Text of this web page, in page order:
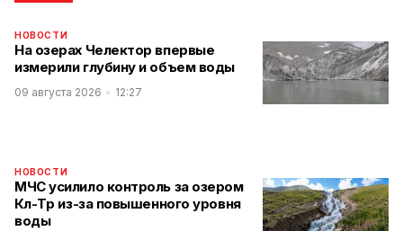
НОВОСТИ
На озерах Челектор впервые
измерили глубину и объем воды
09 августа 2026 12:27
НОВОСТИ
МЧС усилило контроль за озером
Көл-Төр из-за повышенного уровня
воды